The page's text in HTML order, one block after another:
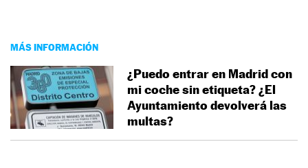
MÁS INFORMACIÓN
¿Puedo entrar en Madrid con
mi coche sin etiqueta? ¿El
Ayuntamiento devolverá las
multas?